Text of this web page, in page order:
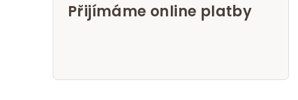
Přijímáme online platby